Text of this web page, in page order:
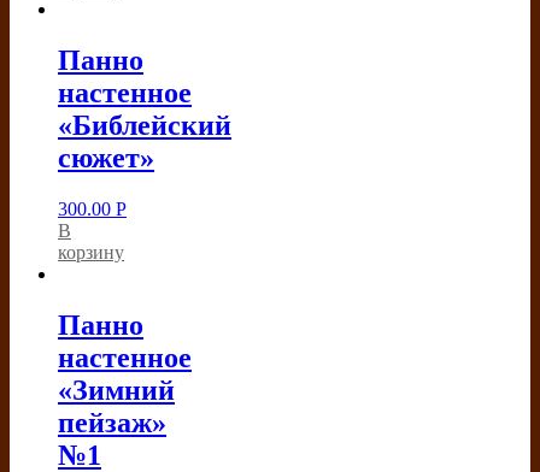
Панно
настенное
«Библейский
сюжет»
300.00 Р
В
корзину
Панно
настенное
«Зимний
пейзаж»
№1